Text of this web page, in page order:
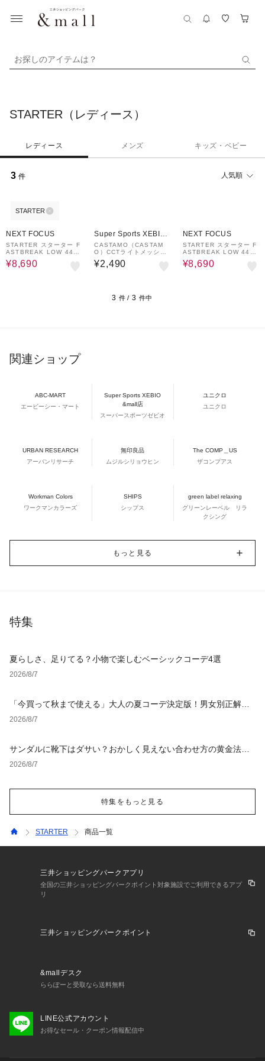
お探しのアイテムは？
STARTER（レディース）
レディース メンズ キッズ・ベビー
3 件 人気順
STARTER
NEXT FOCUS
STARTER スターター F
ASTBREAK LOW 440-
10100 440-10103
¥8,690
Super Sports XEBIO
&mall店
CASTAMO（CASTAM
O）CCTライトメッシュ
キャップ 黒 252032008
01980 吸水 冷感 冷却
¥2,490
NEXT FOCUS
STARTER スターター F
ASTBREAK LOW 440-
10100 440-10103
¥8,690
3 件 / 3 件中
関連ショップ
ABC-MART
エービーシー・マート
Super Sports XEBIO
&mall店
スーパースポーツゼビオ
ユニクロ
ユニクロ
URBAN RESEARCH
アーバンリサーチ
無印良品
ムジルシリョウヒン
The COMP＿US
ザコンプアス
Workman Colors
ワークマンカラーズ
SHIPS
シップス
green label relaxing
グリーンレーベル リラ
クシング
もっと見る
特集
夏らしさ、足りてる？小物で楽しむベーシックコーデ4選
2026/8/7
「今買って秋まで使える」大人の夏コーデ決定版！男女別正解ス
タイルとNGな着こなし
2026/8/7
サンダルに靴下はダサい？おかしく見えない合わせ方の黄金法則
と男女別おすすめコーデ
2026/8/7
特集をもっと見る
STARTER 商品一覧
三井ショッピングパークアプリ
全国の三井ショッピングパークポイント対象施設でご利用できるアプ
リ
三井ショッピングパークポイント
&mallデスク
ららぽーと受取なら送料無料
LINE公式アカウント
お得なセール・クーポン情報配信中